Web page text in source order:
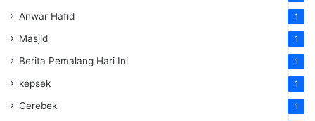
Anwar Hafid 1
Masjid 1
Berita Pemalang Hari Ini 1
kepsek 1
Gerebek 1